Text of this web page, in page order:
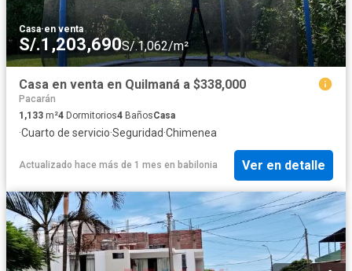
Casa·en venta
S/.1,203,690S/.1,062/m²
Casa en venta en Quilmaná a $338,000
Pacarán
1,133 m²4 Dormitorios4 BañosCasa
·Cuarto de servicio·Seguridad·Chimenea
Actualizado hace más de 1 mes en babilonia Ver en detalle